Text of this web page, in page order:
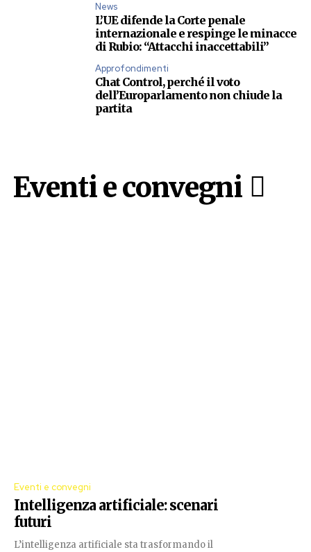
News
L’UE difende la Corte penale
internazionale e respinge le minacce
di Rubio: “Attacchi inaccettabili”
Approfondimenti
Chat Control, perché il voto
dell’Europarlamento non chiude la
partita
Eventi e convegni
Eventi e convegni
Intelligenza artificiale: scenari
futuri
L’intelligenza artificiale sta trasformando il